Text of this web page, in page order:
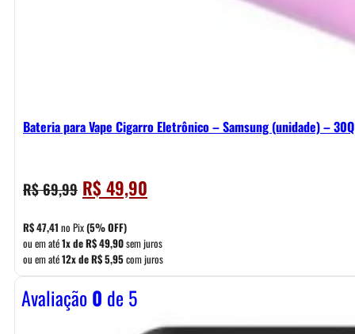
Bateria para Vape Cigarro Eletrônico – Samsung (unidade) –
R$69,99 O
preço
original
era:
R$ 69,99.
R$49,90
preço
é:
R$ 49,90.
R$47,41 no Pix(5% OFF)
ou em até1x deR$49,90sem juros
ou em até12x deR$5,95com juros
Avaliação0 de 5